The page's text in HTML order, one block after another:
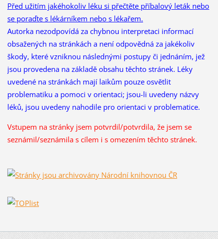
Před užitím jakéhokoliv léku si přečtěte příbalový leták nebo
se poraďte s lékárníkem nebo s lékařem.
Autorka nezodpovídá za chybnou interpretaci informací
obsažených na stránkách a není odpovědná za jakékoliv
škody, které vzniknou následnými postupy či jednáním, jež
jsou provedena na základě obsahu těchto stránek. Léky
uvedené na stránkách mají laikům pouze osvětlit
problematiku a pomoci v orientaci; jsou-li uvedeny názvy
léků, jsou uvedeny nahodile pro orientaci v problematice.
Vstupem na stránky jsem potvrdil/potvrdila, že jsem se
seznámil/seznámila s cílem i s omezením těchto stránek.